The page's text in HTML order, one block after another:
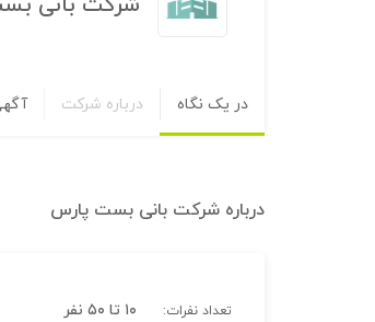
در یک نگاه درباره شرکت
درباره شرکت بانی بست پارس
تعداد نفرات: ۱۰ تا ۵۰ نفر